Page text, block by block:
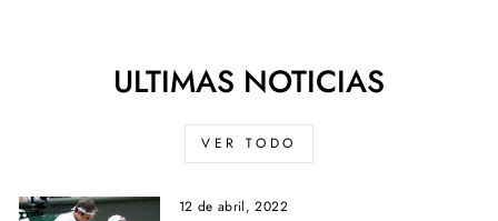
ULTIMAS NOTICIAS
VER TODO
12 de abril, 2022